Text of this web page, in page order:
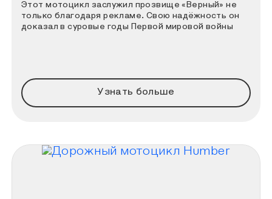
Этот мотоцикл заслужил прозвище «Верный» не
только благодаря рекламе. Свою надёжность он
доказал в суровые годы Первой мировой войны
Узнать больше